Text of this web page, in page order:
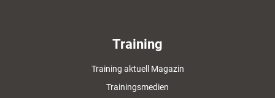
Training
Training aktuell Magazin
Trainingsmedien